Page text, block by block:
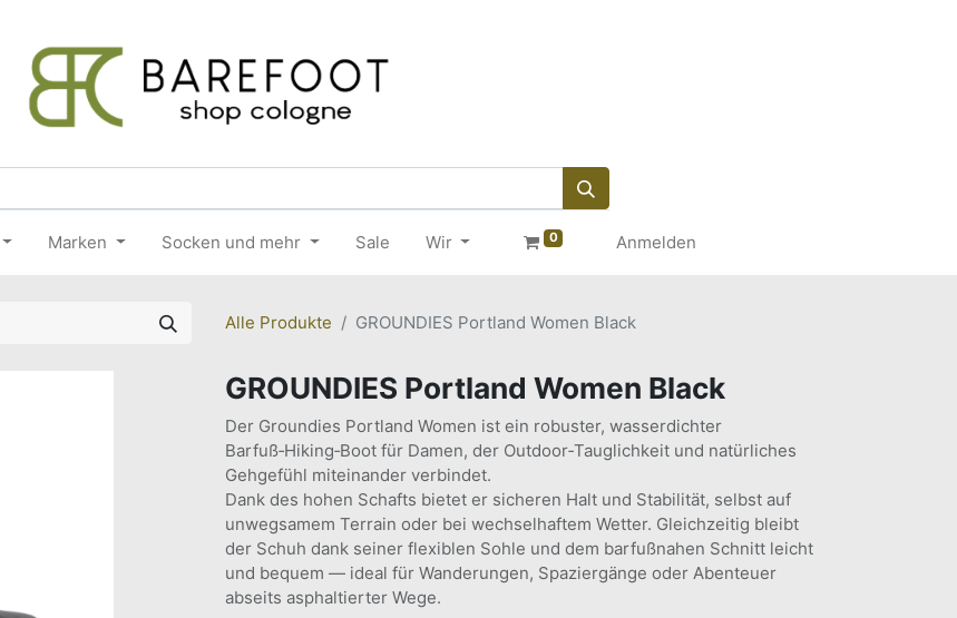
Marken Socken und mehr Sale Wir 0 Anmelden
Alle Produkte GROUNDIES Portland Women Black
GROUNDIES Portland Women Black
Der Groundies Portland Women ist ein robuster, wasserdichter
Barfuß‑Hiking‑Boot für Damen, der Outdoor‑Tauglichkeit und natürliches
Gehgefühl miteinander verbindet.
Dank des hohen Schafts bietet er sicheren Halt und Stabilität, selbst auf
unwegsamem Terrain oder bei wechselhaftem Wetter. Gleichzeitig bleibt
der Schuh dank seiner flexiblen Sohle und dem barfußnahen Schnitt leicht
und bequem — ideal für Wanderungen, Spaziergänge oder Abenteuer
abseits asphaltierter Wege.